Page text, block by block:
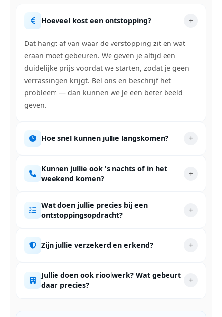
Hoeveel kost een ontstopping?
Dat hangt af van waar de verstopping zit en wat
eraan moet gebeuren. We geven je altijd een
duidelijke prijs voordat we starten, zodat je geen
verrassingen krijgt. Bel ons en beschrijf het
probleem — dan kunnen we je een beter beeld
geven.
Hoe snel kunnen jullie langskomen?
Kunnen jullie ook 's nachts of in het
weekend komen?
Wat doen jullie precies bij een
ontstoppingsopdracht?
Zijn jullie verzekerd en erkend?
Jullie doen ook rioolwerk? Wat gebeurt
daar precies?